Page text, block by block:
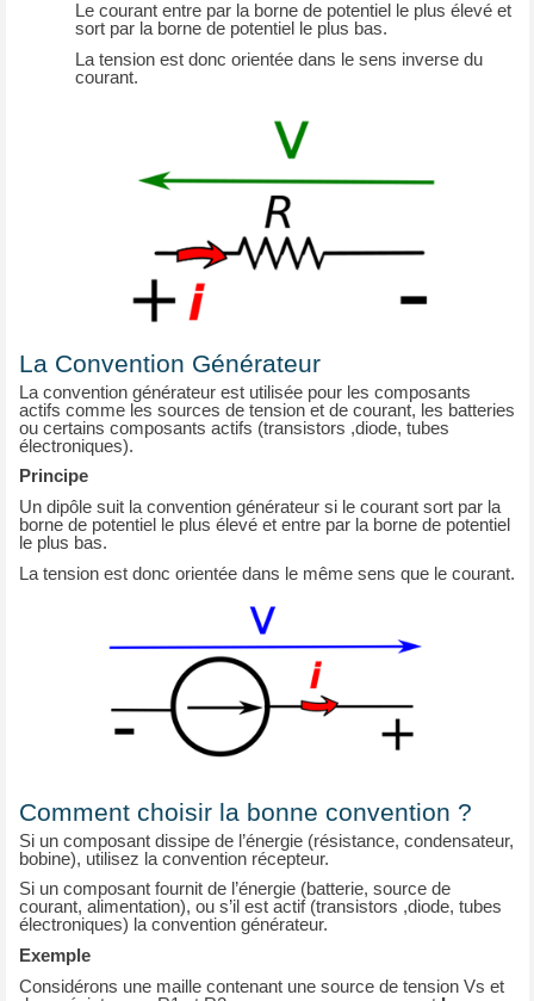
Le courant entre par la borne de potentiel le plus élevé et
sort par la borne de potentiel le plus bas.
La tension est donc orientée dans le sens inverse du
courant.
La Convention Générateur
La convention générateur est utilisée pour les composants
actifs comme les sources de tension et de courant, les batteries
ou certains composants actifs (transistors ,diode, tubes
électroniques).
Principe
Un dipôle suit la convention générateur si le courant sort par la
borne de potentiel le plus élevé et entre par la borne de potentiel
le plus bas.
La tension est donc orientée dans le même sens que le courant.
Comment choisir la bonne convention ?
Si un composant dissipe de l’énergie (résistance, condensateur,
bobine), utilisez la convention récepteur.
Si un composant fournit de l’énergie (batterie, source de
courant, alimentation), ou s’il est actif (transistors ,diode, tubes
électroniques) la convention générateur.
Exemple
Considérons une maille contenant une source de tension Vs et